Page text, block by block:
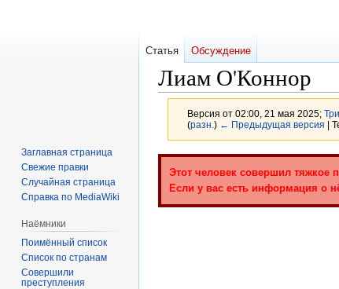
Лиам О'Коннор
Версия от 02:00, 21 мая 2025;
(разн. ) ← Предыдущая версия |
навигации
Этот человек совершил тяжкое
Если у вас есть информация о
Статья Обсуждение
Заглавная страница
Свежие правки
Случайная страница
Справка по MediaWiki
Наёмники
Поимённый список
Список по странам
Совершили
преступления